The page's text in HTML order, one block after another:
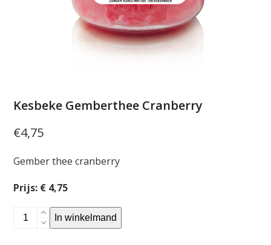
Kesbeke Gemberthee Cranberry
€4,75
Gember thee cranberry
Prijs: € 4,75
Kesbeke
Gemberthee
In winkelmand